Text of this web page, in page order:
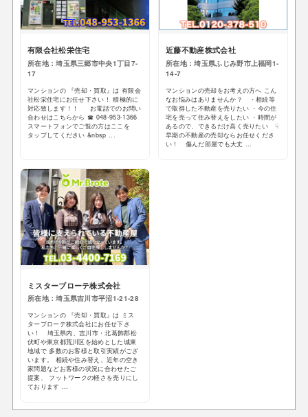
有限会社松栄住宅
所在地：埼玉県三郷市中央1丁目7-
17
マンションの 『売却・買取』は 有限会
社松栄住宅にお任せ下さい！ 積極的に
対応致します！！ お電話でのお問い
合わせはこちらから ☎ 048-953-1366
スマートフォンでご覧の方はここを
タップしてください &nbsp ...
近藤不動産株式会社
所在地：埼玉県ふじみ野市上福岡1-
14-7
マンションの売却をお考えの方へ こん
なお悩みはありませんか？ ・相続等
で取得した不動産を売りたい ・今の住
宅を売って住み替えをしたい ・時間が
あるので、できるだけ高く売りたい ☟
早期の不動産の売却ならお任せくださ
い！ 傷んだ部屋でも大丈 ...
ミスターブローテ株式会社
所在地：埼玉県吉川市平沼1-21-28
マンションの 『売却・買取』は ミス
ターブローテ株式会社にお任せ下さ
い！ 埼玉県内、吉川市・北葛飾郡松
伏町や東京都荒川区を始めとした城東
地域で 多数のお客様と取引実績がござ
います。 相続や住み替え、近年の空き
家問題などお客様の状況に合わせたご
提案、 フットワークの軽さを売りにし
ております ...